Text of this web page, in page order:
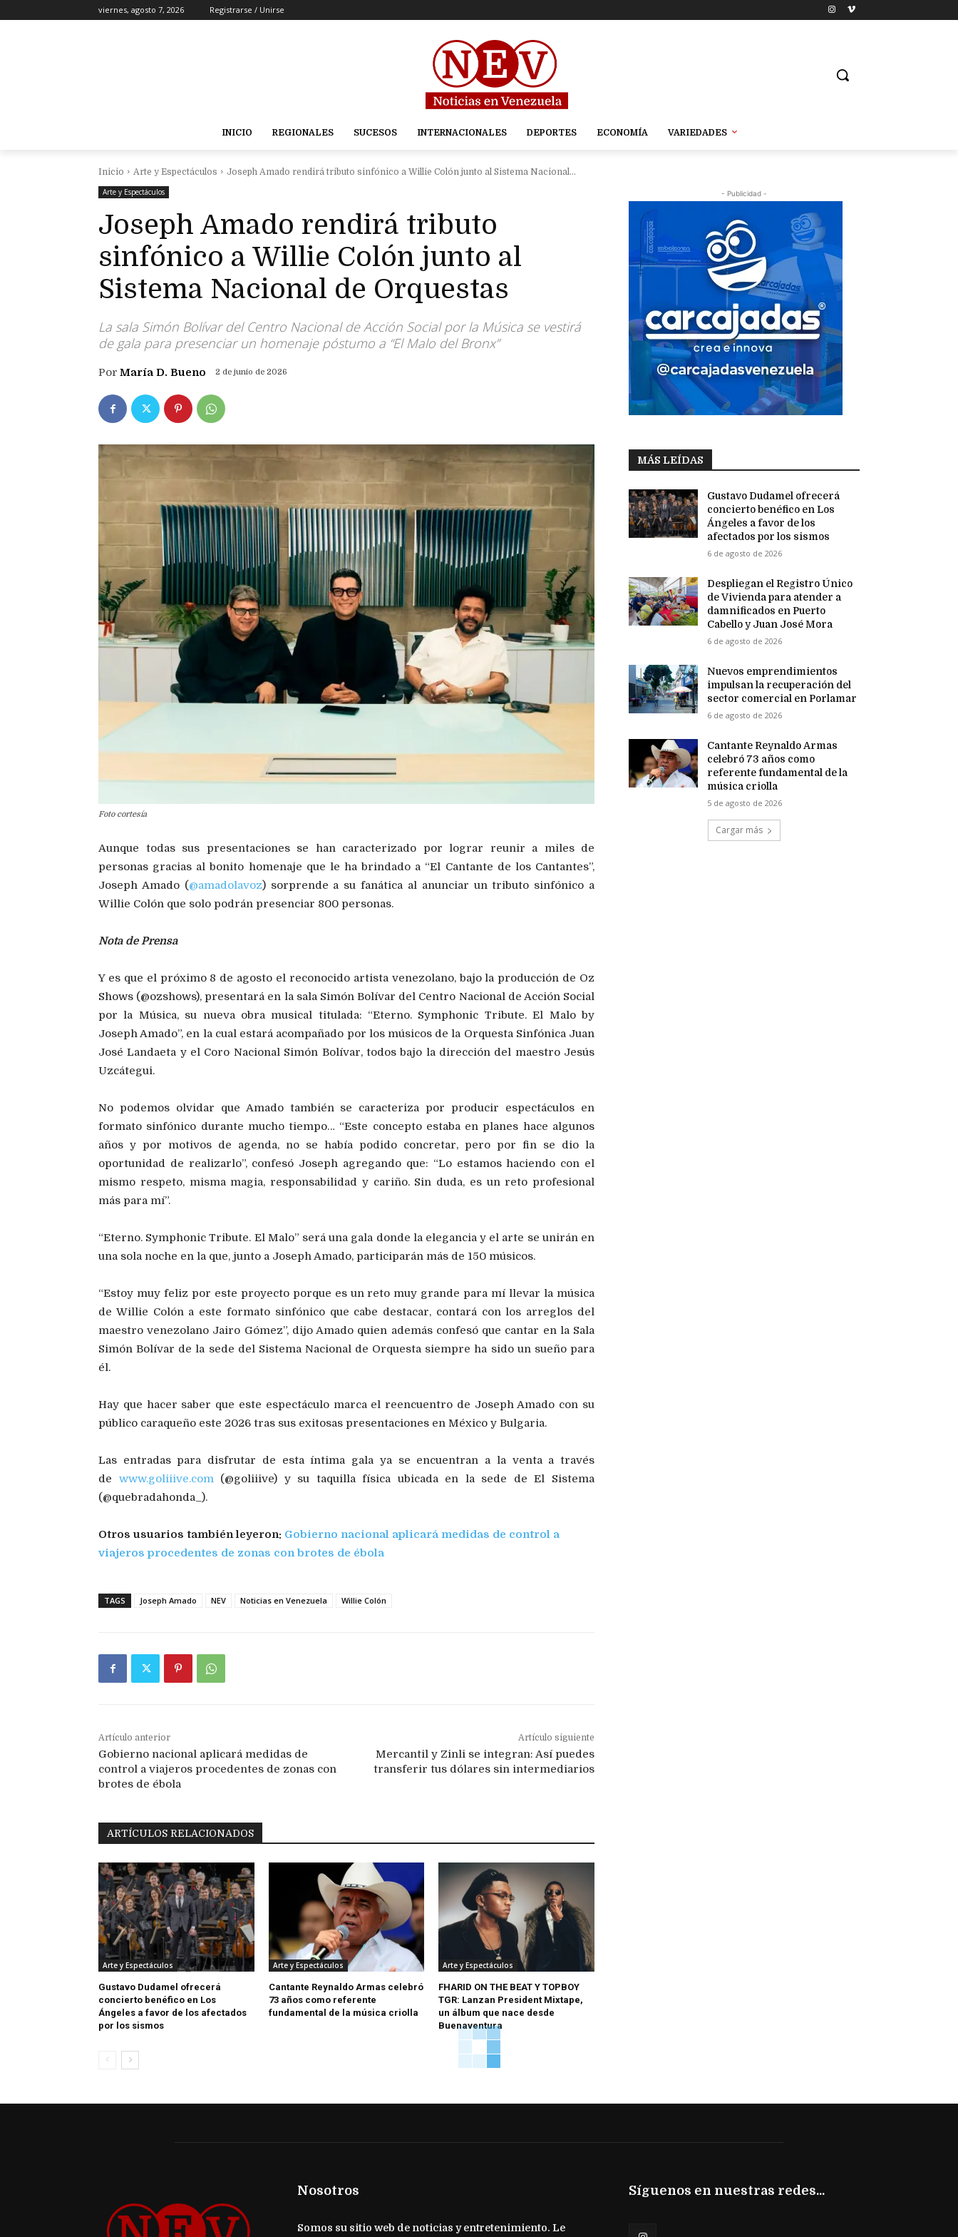
viernes, agosto 7, 2026 Registrarse / Unirse
INICIO REGIONALES SUCESOS INTERNACIONALES DEPORTES ECONOMÍA VARIEDADES
Inicio Arte y Espectáculos
Joseph Amado rendirá tributo sinfónico a Willie Colón junto al Sistema Nacional...
Arte y Espectáculos
Joseph Amado rendirá tributo
sinfónico a Willie Colón junto al
Sistema Nacional de Orquestas
La sala Simón Bolívar del Centro Nacional de Acción Social por la Música se vestirá
de gala para presenciar un homenaje póstumo a “El Malo del Bronx”
Por María D. Bueno 2 de junio de 2026
Foto cortesía
Aunque todas sus presentaciones se han caracterizado por lograr reunir a miles de
personas gracias al bonito homenaje que le ha brindado a “El Cantante de los Cantantes”,
Joseph Amado (@amadolavoz) sorprende a su fanática al anunciar un tributo sinfónico a
Willie Colón que solo podrán presenciar 800 personas.
Nota de Prensa
Y es que el próximo 8 de agosto el reconocido artista venezolano, bajo la producción de Oz
Shows (@ozshows), presentará en la sala Simón Bolívar del Centro Nacional de Acción Social
por la Música, su nueva obra musical titulada: “Eterno. Symphonic Tribute. El Malo by
Joseph Amado”, en la cual estará acompañado por los músicos de la Orquesta Sinfónica Juan
José Landaeta y el Coro Nacional Simón Bolívar, todos bajo la dirección del maestro Jesús
Uzcátegui.
No podemos olvidar que Amado también se caracteriza por producir espectáculos en
formato sinfónico durante mucho tiempo… “Este concepto estaba en planes hace algunos
años y por motivos de agenda, no se había podido concretar, pero por fin se dio la
oportunidad de realizarlo”, confesó Joseph agregando que: “Lo estamos haciendo con el
mismo respeto, misma magia, responsabilidad y cariño. Sin duda, es un reto profesional
más para mí”.
“Eterno. Symphonic Tribute. El Malo” será una gala donde la elegancia y el arte se unirán en
una sola noche en la que, junto a Joseph Amado, participarán más de 150 músicos.
“Estoy muy feliz por este proyecto porque es un reto muy grande para mí llevar la música
de Willie Colón a este formato sinfónico que cabe destacar, contará con los arreglos del
maestro venezolano Jairo Gómez”, dijo Amado quien además confesó que cantar en la Sala
Simón Bolívar de la sede del Sistema Nacional de Orquesta siempre ha sido un sueño para
él.
Hay que hacer saber que este espectáculo marca el reencuentro de Joseph Amado con su
público caraqueño este 2026 tras sus exitosas presentaciones en México y Bulgaria.
Las entradas para disfrutar de esta íntima gala ya se encuentran a la venta a través
de www.goliiive.com(@goliiive) y su taquilla física ubicada en la sede de El Sistema
(@quebradahonda_).
Otros usuarios también leyeron: Gobierno nacional aplicará medidas de control a
viajeros procedentes de zonas con brotes de ébola
TAGS Joseph Amado NEV Noticias en Venezuela Willie Colón
Artículo anterior
Gobierno nacional aplicará medidas de
control a viajeros procedentes de zonas con
brotes de ébola
Artículo siguiente
Mercantil y Zinli se integran: Así puedes
transferir tus dólares sin intermediarios
ARTÍCULOS RELACIONADOS
Arte y Espectáculos
Gustavo Dudamel ofrecerá
concierto benéfico en Los
Ángeles a favor de los afectados
por los sismos
Arte y Espectáculos
Cantante Reynaldo Armas celebró
73 años como referente
fundamental de la música criolla
Arte y Espectáculos
FHARID ON THE BEAT Y TOPBOY
TGR: Lanzan President Mixtape,
un álbum que nace desde
Buenaventura
- Publicidad -
MÁS LEÍDAS
Gustavo Dudamel ofrecerá
concierto benéfico en Los
Ángeles a favor de los
afectados por los sismos
6 de agosto de 2026
Despliegan el Registro Único
de Vivienda para atender a
damnificados en Puerto
Cabello y Juan José Mora
6 de agosto de 2026
Nuevos emprendimientos
impulsan la recuperación del
sector comercial en Porlamar
6 de agosto de 2026
Cantante Reynaldo Armas
celebró 73 años como
referente fundamental de la
música criolla
5 de agosto de 2026
Cargar más
Nosotros
Somos su sitio web de noticias y entretenimiento. Le
Síguenos en nuestras redes...